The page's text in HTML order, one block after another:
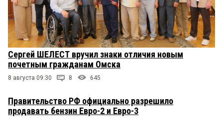
Сергей ШЕЛЕСТ вручил знаки отличия новым
почетным гражданам Омска
8 августа 09:30 8 645
Правительство РФ официально разрешило
продавать бензин Евро-2 и Евро-3